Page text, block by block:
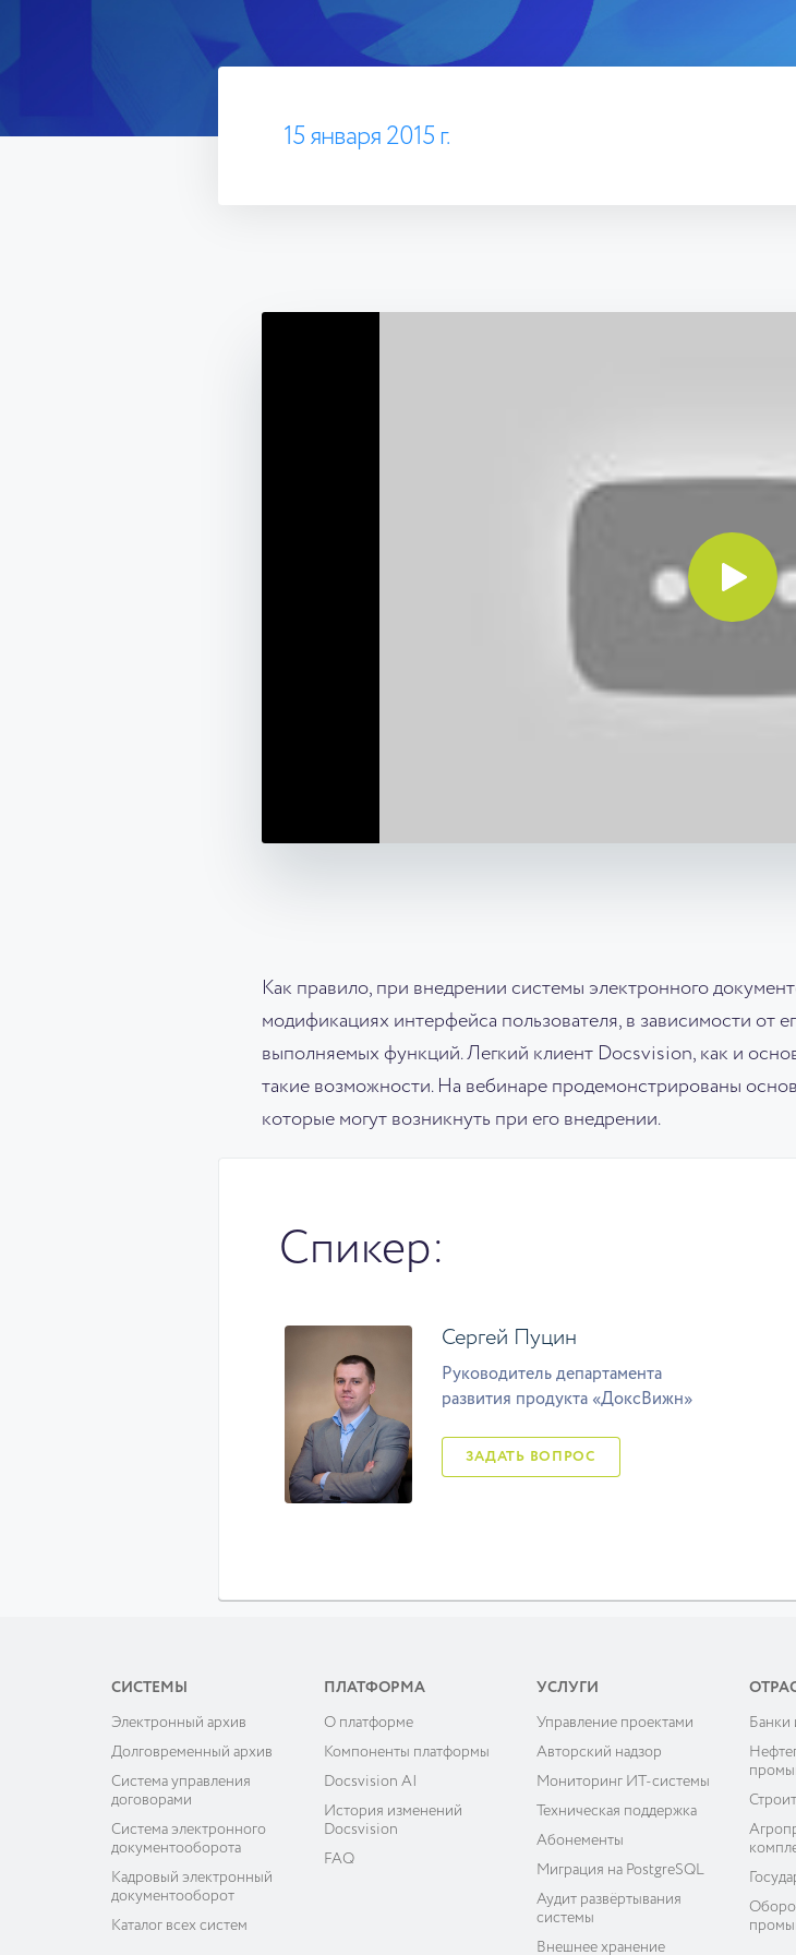
15 января 2015 г.
Как правило, при внедрении системы электронного
модификациях интерфейса пользователя, в зависимости от
выполняемых функций. Легкий клиент Docsvision, как и
такие возможности. На вебинаре продемонстрированы
которые могут возникнуть при его внедрении.
Спикер:
Сергей Пуцин
Руководитель департамента
развития продукта «ДоксВижн»
ЗАДАТЬ ВОПРОС
СИСТЕМЫ
Электронный архив
Долговременный архив
Система управления
договорами
Система электронного
документооборота
Кадровый электронный
документооборот
Каталог всех систем
ПЛАТФОРМА
О платформе
Компоненты платформы
Docsvision AI
История изменений
Docsvision
FAQ
УСЛУГИ
Управление проектами
Авторский надзор
Мониторинг ИТ-системы
Техническая поддержка
Абонементы
Миграция на PostgreSQL
Аудит развёртывания
системы
Внешнее хранение
Банки